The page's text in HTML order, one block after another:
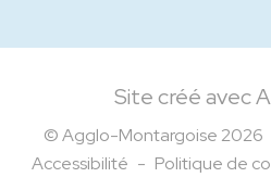
Site créé avec
© Agglo-Montargoise 2026
Accessibilité - Politique de